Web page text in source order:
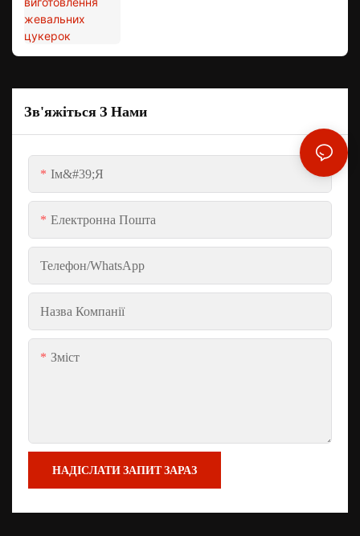
Зв'яжіться З Нами
Ім&#39;я
Електронна Пошта
Телефон/WhatsApp
Назва Компанії
Зміст
НАДІСЛАТИ ЗАПИТ ЗАРАЗ